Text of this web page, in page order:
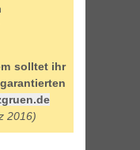
solltet ihr
2016)